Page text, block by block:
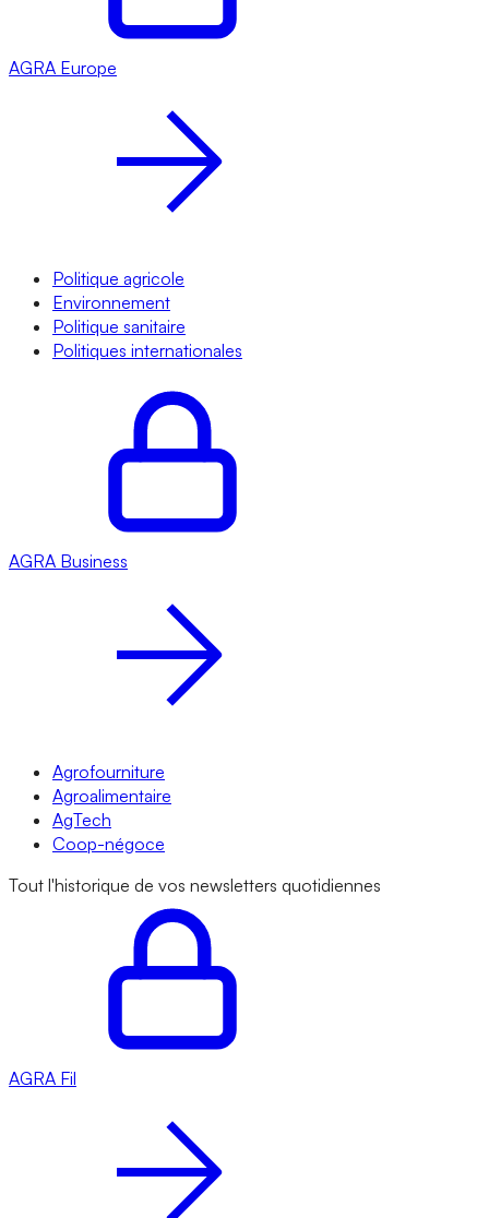
AGRA Europe
Politique agricole
Environnement
Politique sanitaire
Politiques internationales
AGRA Business
Agrofourniture
Agroalimentaire
AgTech
Coop-négoce
Tout l'historique de vos newsletters quotidiennes
AGRA Fil